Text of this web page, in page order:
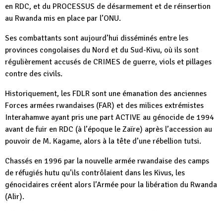
en RDC, et du PROCESSUS de désarmement et de réinsertion
au Rwanda mis en place par l’ONU.
Ses combattants sont aujourd’hui disséminés entre les
provinces congolaises du Nord et du Sud-Kivu, où ils sont
régulièrement accusés de CRIMES de guerre, viols et pillages
contre des civils.
Historiquement, les FDLR sont une émanation des anciennes
Forces armées rwandaises (FAR) et des milices extrémistes
Interahamwe ayant pris une part ACTIVE au génocide de 1994
avant de fuir en RDC (à l’époque le Zaïre) après l’accession au
pouvoir de M. Kagame, alors à la tête d’une rébellion tutsi.
Chassés en 1996 par la nouvelle armée rwandaise des camps
de réfugiés hutu qu’ils contrôlaient dans les Kivus, les
génocidaires créent alors l’Armée pour la libération du Rwanda
(Alir).